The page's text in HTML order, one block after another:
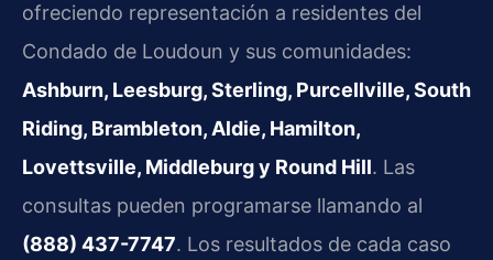
ofreciendo representación a residentes del
Condado de Loudoun y sus comunidades:
Ashburn, Leesburg, Sterling, Purcellville, South
Riding, Brambleton, Aldie, Hamilton,
Lovettsville, Middleburg y Round Hill. Las
consultas pueden programarse llamando al
(888) 437-7747. Los resultados de cada caso